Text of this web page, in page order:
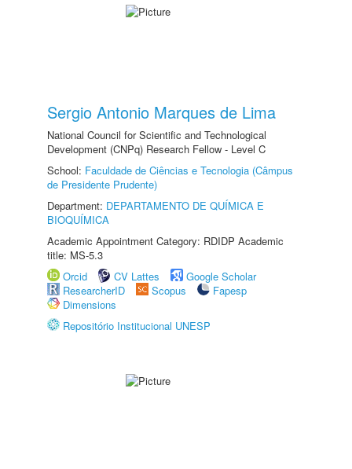
Sergio Antonio Marques de Lima
National Council for Scientific and Technological
Development (CNPq) Research Fellow - Level C
School: Faculdade de Ciências e Tecnologia (Câmpus
de Presidente Prudente)
Department: DEPARTAMENTO DE QUÍMICA E
BIOQUÍMICA
Academic Appointment Category: RDIDP Academic
title: MS-5.3
Orcid
CV Lattes
Google Scholar
ResearcherID
Scopus
Fapesp
Dimensions
Repositório Institucional UNESP